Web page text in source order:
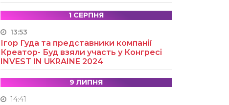
1 СЕРПНЯ
13:53
Ігор Гуда та представники компанії
Креатор- Буд взяли участь у Конгресі
INVEST IN UKRAINE 2024
9 ЛИПНЯ
14:41